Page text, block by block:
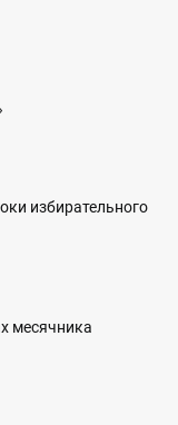
избирательного
месячника